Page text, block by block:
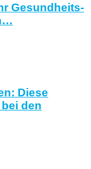
Gesundheits-
Diese
den